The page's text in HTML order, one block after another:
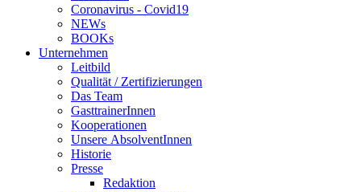
Coronavirus - Covid19
NEWs
BOOKs
Unternehmen
Leitbild
Qualität / Zertifizierungen
Das Team
GasttrainerInnen
Kooperationen
Unsere AbsolventInnen
Historie
Presse
Redaktion